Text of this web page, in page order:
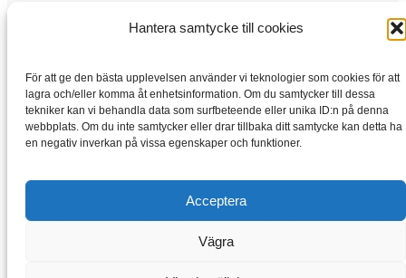
Hantera samtycke till cookies
För att ge den bästa upplevelsen använder vi teknologier som cookies för att
lagra och/eller komma åt enhetsinformation. Om du samtycker till dessa
tekniker kan vi behandla data som surfbeteende eller unika ID:n på denna
webbplats. Om du inte samtycker eller drar tillbaka ditt samtycke kan detta ha
en negativ inverkan på vissa egenskaper och funktioner.
Acceptera
Vägra
Frekvensomvandlare
Lagra
Copyright © 2026 Elmotorer-vybo.se | VYBO Electric